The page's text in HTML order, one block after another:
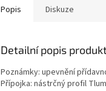
Popis Diskuze
Detailní popis
Poznámky: upevnění
Přípojka: nástrčný profil